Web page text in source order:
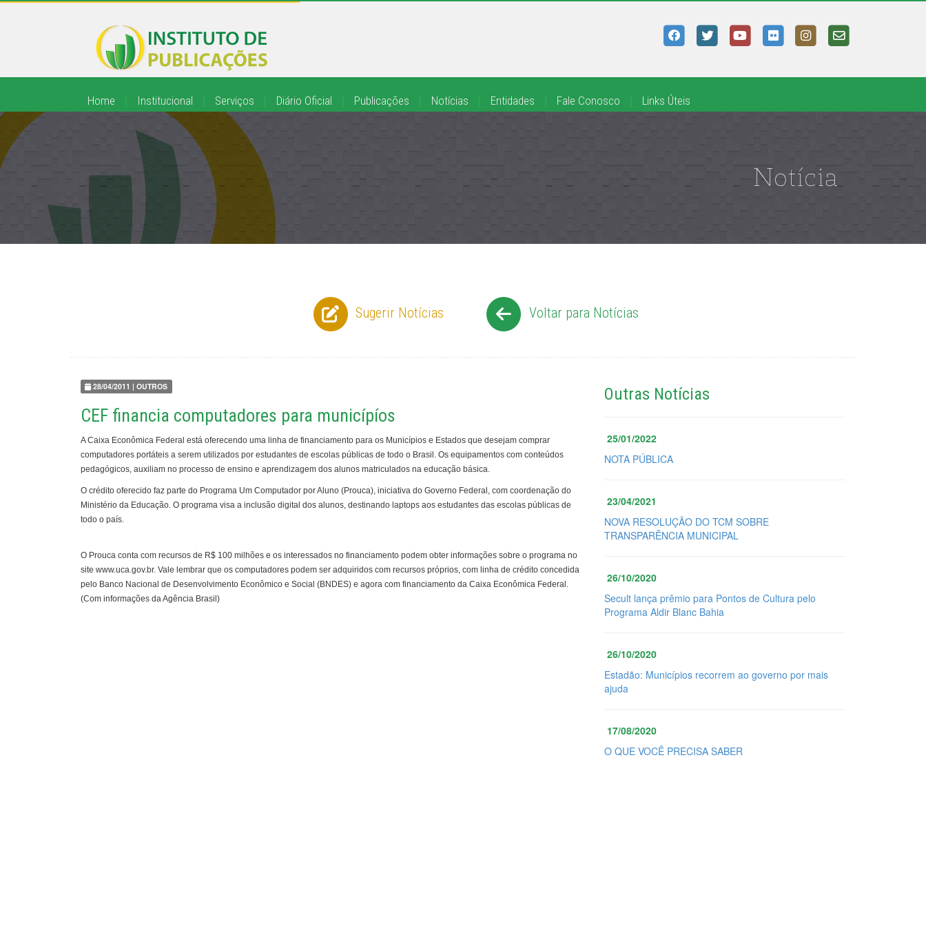
Home Institucional Serviços Diário Oficial Publicações Notícias Entidades Fale Conosco Links Úteis
Notícia
Sugerir Notícias Voltar para Notícias
28/04/2011 | OUTROS
CEF financia computadores para municípíos
A Caixa Econômica Federal está oferecendo uma linha de financiamento para os Municípios e Estados que desejam comprar
computadores portáteis a serem utilizados por estudantes de escolas públicas de todo o Brasil. Os equipamentos com conteúdos
pedagógicos, auxiliam no processo de ensino e aprendizagem dos alunos matriculados na educação básica.
O crédito oferecido faz parte do Programa Um Computador por Aluno (Prouca), iniciativa do Governo Federal, com coordenação do
Ministério da Educação. O programa visa a inclusão digital dos alunos, destinando laptops aos estudantes das escolas públicas de
todo o país.
O Prouca conta com recursos de R$ 100 milhões e os interessados no financiamento podem obter informações sobre o programa no
site www.uca.gov.br. Vale lembrar que os computadores podem ser adquiridos com recursos próprios, com linha de crédito concedida
pelo Banco Nacional de Desenvolvimento Econômico e Social (BNDES) e agora com financiamento da Caixa Econômica Federal.
(Com informações da Agência Brasil)
Outras Notícias
25/01/2022
NOTA PÚBLICA
23/04/2021
NOVA RESOLUÇÃO DO TCM SOBRE
TRANSPARÊNCIA MUNICIPAL
26/10/2020
Secult lança prêmio para Pontos de Cultura pelo
Programa Aldir Blanc Bahia
26/10/2020
Estadão: Municípios recorrem ao governo por mais
ajuda
17/08/2020
O QUE VOCÊ PRECISA SABER